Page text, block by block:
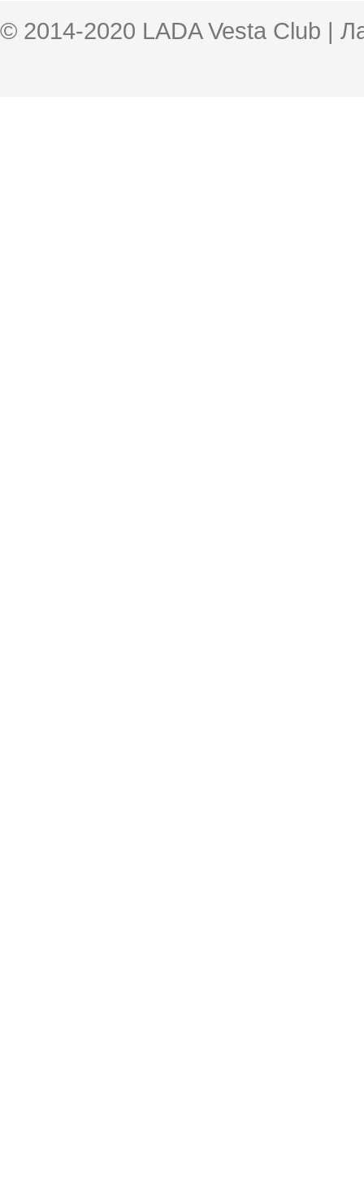
© 2014-2020 LADA Vesta Club |